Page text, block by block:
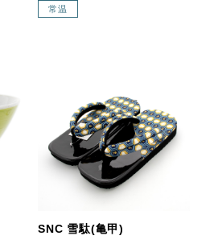
常温
SNC 雪駄(亀甲)